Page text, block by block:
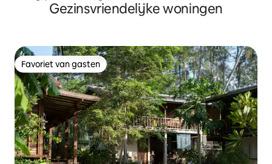
Gezinsvriendelijke woningen
Favoriet van gasten
Favoriet van gasten